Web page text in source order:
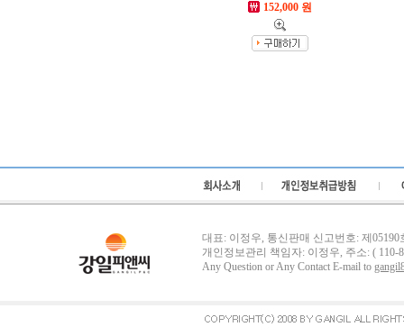
152,000 원
대표: 이정우, 통신판매 신고번호: 제05190
개인정보관리 책임자: 이정우, 주소: (
Any Question or Any Contact E-mail to